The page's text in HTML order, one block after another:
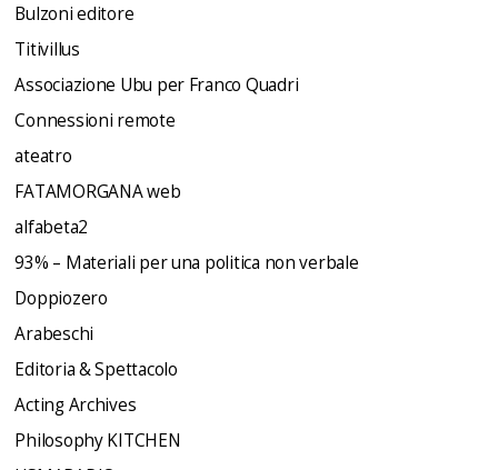
Bulzoni editore
Titivillus
Associazione Ubu per Franco Quadri
Connessioni remote
ateatro
FATAMORGANA web
alfabeta2
93% – Materiali per una politica non verbale
Doppiozero
Arabeschi
Editoria & Spettacolo
Acting Archives
Philosophy KITCHEN